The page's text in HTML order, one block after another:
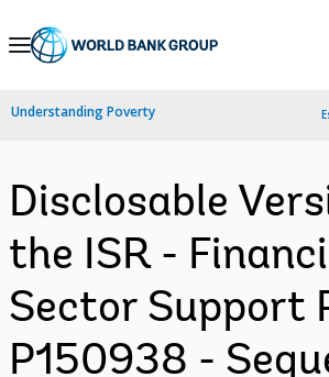
Skip
Navigation
Understanding Poverty
Disclosable
the ISR -
Sector Support
P150938 -